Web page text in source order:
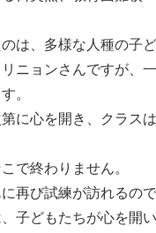
は、多様な人種の子
ニョンさんですが、
。
に心を開き、クラス
で終わりません。
再び試練が訪れるので
子どもたちが心を開